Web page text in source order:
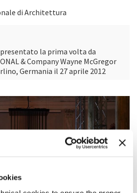
di Architettura
la prima volta da
& Company Wayne McGregor
Germania il 27 aprile 2012